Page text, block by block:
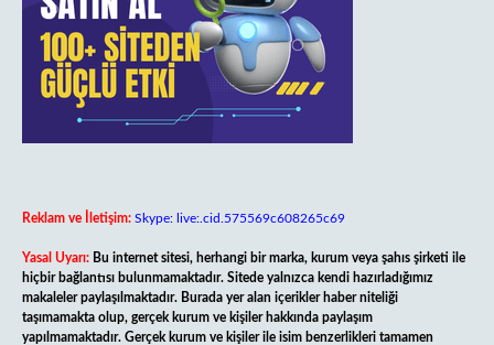
Reklam ve İletişim: Skype: live:.cid.575569c608265c69
Yasal Uyarı: Bu internet sitesi, herhangi bir marka, kurum veya şahıs şirketi ile
hiçbir bağlantısı bulunmamaktadır. Sitede yalnızca kendi hazırladığımız
makaleler paylaşılmaktadır. Burada yer alan içerikler haber niteliği
taşımamakta olup, gerçek kurum ve kişiler hakkında paylaşım
yapılmamaktadır. Gerçek kurum ve kişiler ile isim benzerlikleri tamamen